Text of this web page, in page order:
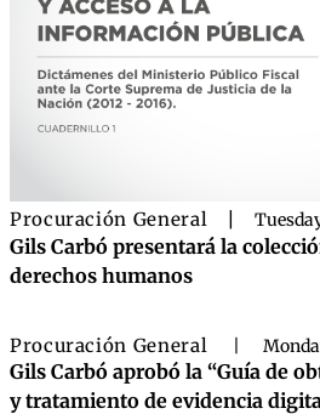
Procuración General
Gils Carbó presentará la
derechos humanos
Procuración General
Gils Carbó aprobó la “Guía de
y tratamiento de evidencia